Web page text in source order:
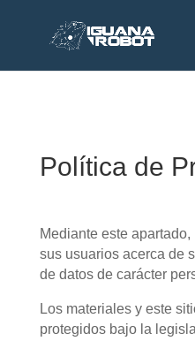
Política de
Mediante este apartado,
sus usuarios acerca de
de datos de carácter
Los materiales y este
protegidos bajo la